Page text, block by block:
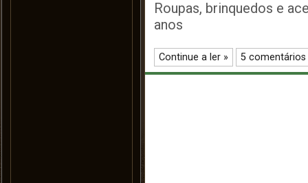
Roupas, brinquedos e
anos
Continue a ler » 5 comentários